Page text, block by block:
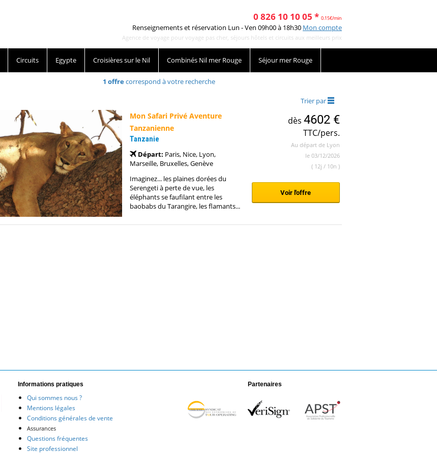
0 826 10 10 05 * 0.15€/min
Renseignements et réservation Lun - Ven 09h00 à 18h30 Mon compte
Agence de voyage pour voyage pas cher, séjours hôtels et circuits aux meilleurs prix
Circuits Egypte Croisières sur le Nil Combinés Nil mer Rouge Séjour mer Rouge
1 offrecorrespond à votre recherche
Trier par
Mon Safari Privé Aventure
Tanzanienne
Tanzanie
Départ: Paris, Nice, Lyon,
Marseille, Bruxelles, Genève
Imaginez... les plaines dorées du
Serengeti à perte de vue, les
éléphants se faufilant entre les
baobabs du Tarangire, les flamants...
dès 4602 €
TTC/pers.
Au départ de Lyon
le 03/12/2026
( 12j / 10n )
Voir l'offre
Informations pratiques
Qui sommes nous ?
Mentions légales
Conditions générales de vente
Assurances
Questions fréquentes
Site professionnel
Partenaires